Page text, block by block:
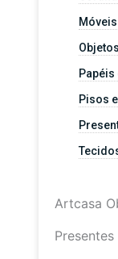
Móveis
Pisos
Artcasa